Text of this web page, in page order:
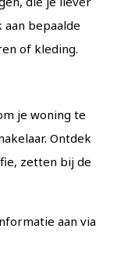
bepaalde
of kleding.
je woning te
Ontdek
zetten bij de
aan via